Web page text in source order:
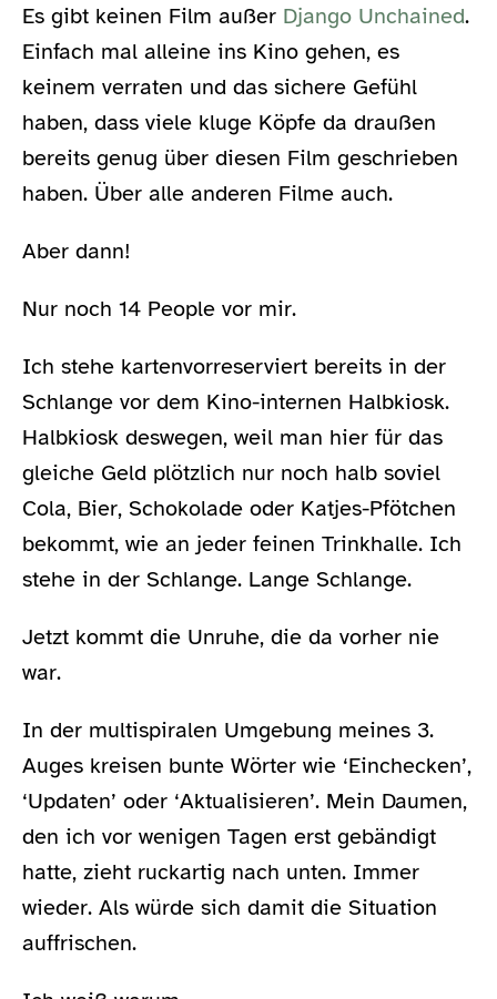
Es gibt keinen Film außer Django Unchained.
Einfach mal alleine ins Kino gehen, es
keinem verraten und das sichere Gefühl
haben, dass viele kluge Köpfe da draußen
bereits genug über diesen Film geschrieben
haben. Über alle anderen Filme auch.
Aber dann!
Nur noch 14 People vor mir.
Ich stehe kartenvorreserviert bereits in der
Schlange vor dem Kino-internen Halbkiosk.
Halbkiosk deswegen, weil man hier für das
gleiche Geld plötzlich nur noch halb soviel
Cola, Bier, Schokolade oder Katjes-Pfötchen
bekommt, wie an jeder feinen Trinkhalle. Ich
stehe in der Schlange. Lange Schlange.
Jetzt kommt die Unruhe, die da vorher nie
war.
In der multispiralen Umgebung meines 3.
Auges kreisen bunte Wörter wie ‘Einchecken’,
‘Updaten’ oder ‘Aktualisieren’. Mein Daumen,
den ich vor wenigen Tagen erst gebändigt
hatte, zieht ruckartig nach unten. Immer
wieder. Als würde sich damit die Situation
auffrischen.